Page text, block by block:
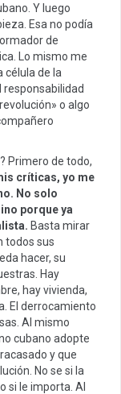
Y luego
Esa no podía
de
Lo mismo me
célula de la
responsabilidad
o algo
Primero de todo,
críticas, yo me
No so lo
porque ya
Basta mirar
todos sus
hacer, su
Hay
hay vivienda,
El derrocamiento
Al mismo
cubano adopte
y que
No se si la
si le importa. Al